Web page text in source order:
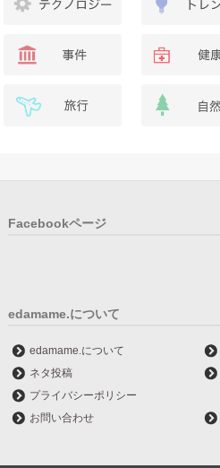
Facebookページ
edamame.について
edamame.について
ネタ投稿
プライバシーポリシー
お問い合わせ